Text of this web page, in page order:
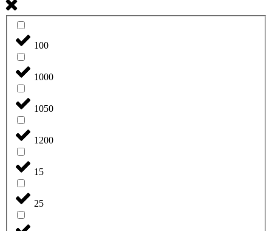
100
1000
1050
1200
15
25